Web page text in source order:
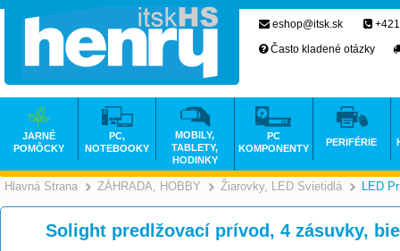
Hlavná Strana ZÁHRADA, HOBBY Žiarovky, LED Svietidlá LED
Solight predlžovací prívod, 4 zásuvky,
eshop@itsk.sk
Často kladené otázky
JARNÉ
POMÔCKY
PC,
NOTEBOOKY
MOBILY,
TABLETY,
HODINKY
PC
KOMPONENTY
PERIFÉRIE